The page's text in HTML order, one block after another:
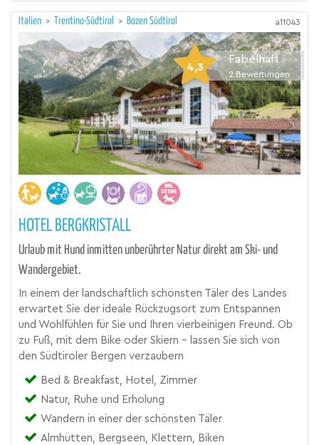
Italien > Trentino-Südtirol > Bozen Südtirol a11043
4,3
Fabelhaft
2 Bewertungen
HOTEL BERGKRISTALL
Urlaub mit Hund inmitten unberührter Natur direkt am Ski- und
Wandergebiet.
In einem der landschaftlich schönsten Täler des Landes
erwartet Sie der ideale Rückzugsort zum Entspannen
und Wohlfühlen für Sie und Ihren vierbeinigen Freund. Ob
zu Fuß, mit dem Bike oder Skiern - lassen Sie sich von
den Südtiroler Bergen verzaubern
Bed & Breakfast, Hotel, Zimmer
Natur, Ruhe und Erholung
Wandern in einer der schönsten Täler
Almhütten, Bergseen, Klettern, Biken